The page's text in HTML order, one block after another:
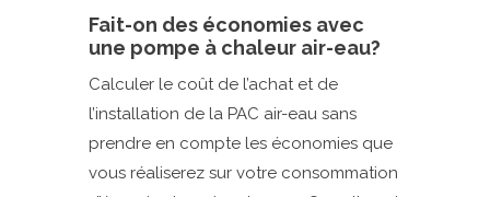
Fait-on des économies avec
une pompe à chaleur air-eau?
Calculer le coût de l’achat et de
l’installation de la PAC air-eau sans
prendre en compte les économies que
vous réaliserez sur votre consommation